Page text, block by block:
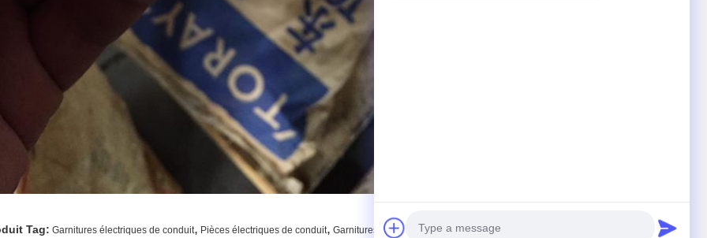
Tag: Garnitures électriques de conduit, Pièces électriques de conduit, Garnitures de tuyau de conduit